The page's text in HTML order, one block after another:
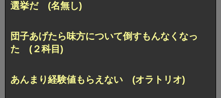
選挙だ (名無し)
団子あげたら味方について倒すもんなくなっ
た (２科目)
あんまり経験値もらえない (オラトリオ)